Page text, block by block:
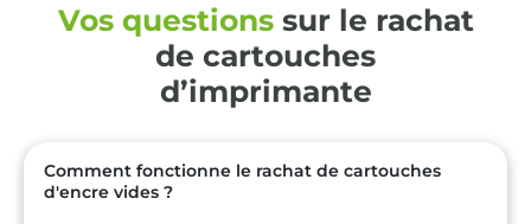
Vos questionssur le rachat
de cartouches
d’imprimante
Comment fonctionne le rachat de cartouches
d'encre vides ?